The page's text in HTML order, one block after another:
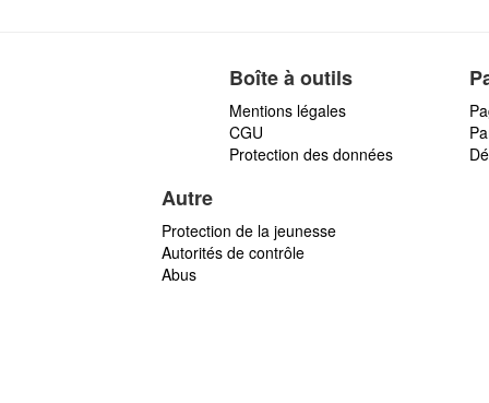
Boîte à outils
Mentions légales
CGU
Protection des données
Autre
Protection de la jeunesse
Autorités de contrôle
Abus